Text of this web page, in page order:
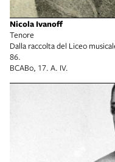
Nicola Ivanoff
Tenore
Dalla raccolta del Liceo
86.
BCABo, 17. A. IV.